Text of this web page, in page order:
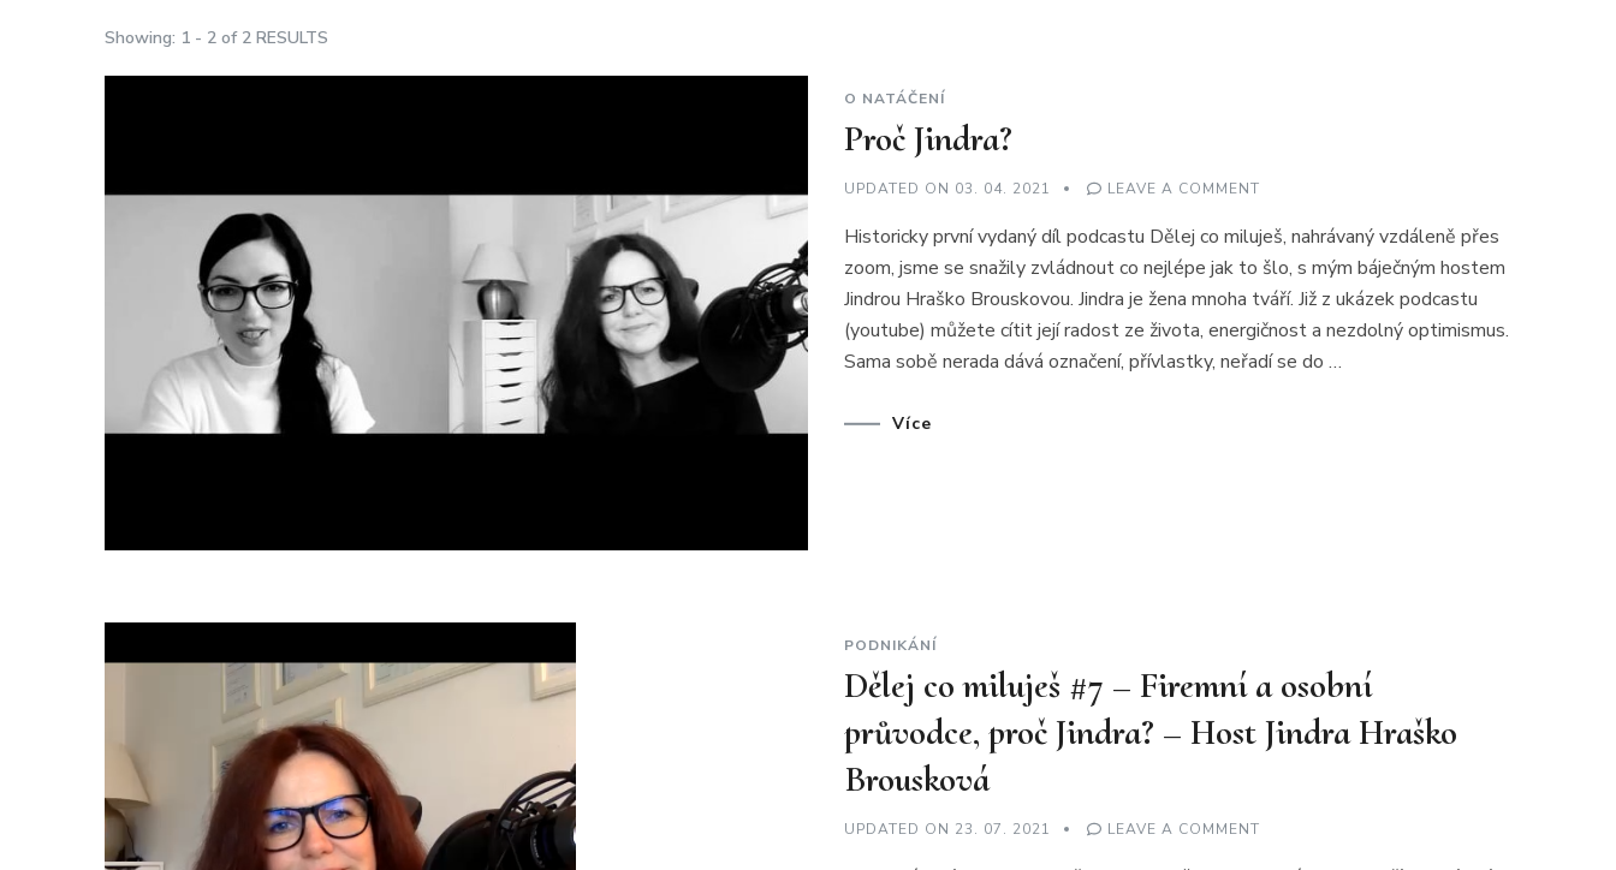
Showing: 1 - 2 of 2 RESULTS
O NATÁČENÍ
Proč Jindra?
UPDATED ON 03. 04. 2021 LEAVE A COMMENT
Historicky první vydaný díl podcastu Dělej co miluješ, nahrávaný vzdáleně přes
zoom, jsme se snažily zvládnout co nejlépe jak to šlo, s mým báječným hostem
Jindrou Hraško Brouskovou. Jindra je žena mnoha tváří. Již z ukázek podcastu
(youtube) můžete cítit její radost ze života, energičnost a nezdolný optimismus.
Sama sobě nerada dává označení, přívlastky, neřadí se do …
Více
PODNIKÁNÍ
Dělej co miluješ #7 – Firemní a osobní
průvodce, proč Jindra? – Host Jindra Hraško
Brousková
UPDATED ON 23. 07. 2021 LEAVE A COMMENT